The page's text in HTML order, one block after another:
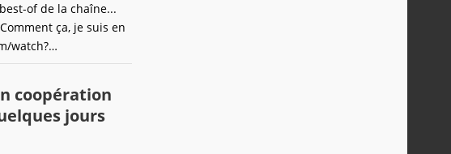
of de la chaîne...
ça, je suis en
watch?
choses sur la chaîne
coopération
jours